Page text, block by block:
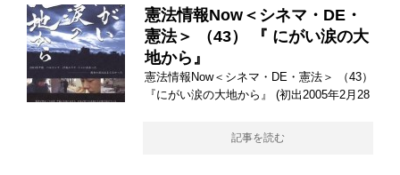
憲法情報Now＜シネマ・DE・
憲法＞ （43） 『 にがい涙の大
地から』
憲法情報Now＜シネマ・DE・憲法＞ （43）
『にがい涙の大地から』 (初出2005年2月28
記事を読む